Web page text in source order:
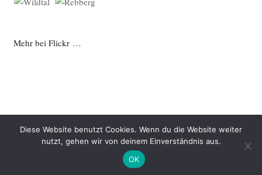
Mehr bei Flickr …
Datenschutzerklärung Mit Stolz präsentiert von WordPress
Diese Website benutzt Cookies. Wenn du die Website weiter
nutzt, gehen wir von deinem Einverständnis aus.
OK